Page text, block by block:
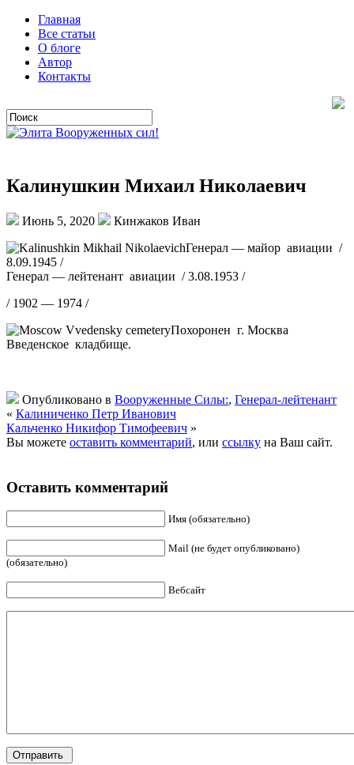
Главная
Все статьи
О блоге
Автор
Контакты
Калинушкин Михаил Николаевич
Июнь 5, 2020
Кинжаков Иван
Генерал — майор авиации /
8.09.1945 /
Генерал — лейтенант авиации / 3.08.1953 /
/ 1902 — 1974 /
Похоронен г. Москва
Введенское кладбище.
Опубликовано в Вооруженные Силы:, Генерал-лейтенант
« Калиниченко Петр Иванович
Кальченко Никифор Тимофеевич »
Вы можете оставить комментарий, или ссылку на Ваш сайт.
Оставить комментарий
Имя (обязательно)
Mail (не будет опубликовано)
(обязательно)
Вебсайт